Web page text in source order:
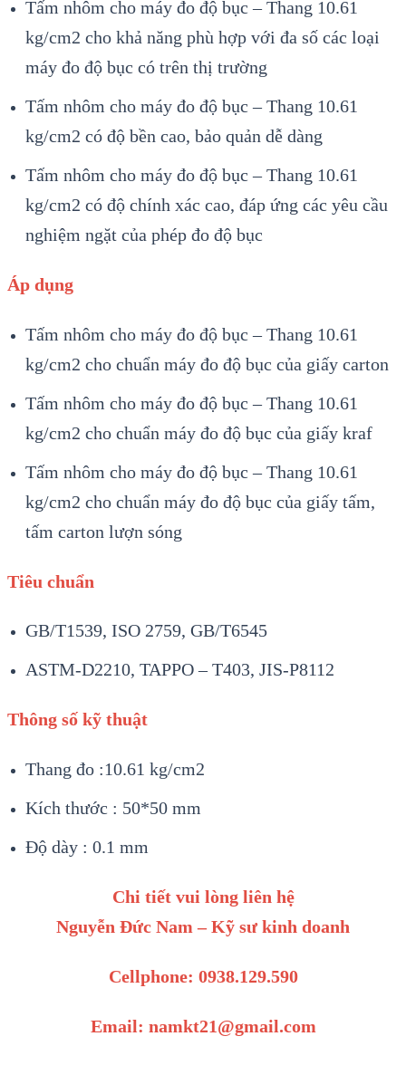
Tấm nhôm cho máy đo độ bục – Thang 10.61
kg/cm2 cho khả năng phù hợp với đa số các loại
máy đo độ bục có trên thị trường
Tấm nhôm cho máy đo độ bục – Thang 10.61
kg/cm2 có độ bền cao, bảo quản dễ dàng
Tấm nhôm cho máy đo độ bục – Thang 10.61
kg/cm2 có độ chính xác cao, đáp ứng các yêu cầu
nghiệm ngặt của phép đo độ bục
Áp dụng
Tấm nhôm cho máy đo độ bục – Thang 10.61
kg/cm2 cho chuẩn máy đo độ bục của giấy carton
Tấm nhôm cho máy đo độ bục – Thang 10.61
kg/cm2 cho chuẩn máy đo độ bục của giấy kraf
Tấm nhôm cho máy đo độ bục – Thang 10.61
kg/cm2 cho chuẩn máy đo độ bục của giấy tấm,
tấm carton lượn sóng
Tiêu chuẩn
GB/T1539, ISO 2759, GB/T6545
ASTM-D2210, TAPPO – T403, JIS-P8112
Thông số kỹ thuật
Thang đo :10.61 kg/cm2
Kích thước : 50*50 mm
Độ dày : 0.1 mm
Chi tiết vui lòng liên hệ
Nguyễn Đức Nam – Kỹ sư kinh doanh
Cellphone: 0938.129.590
Email: namkt21@gmail.com